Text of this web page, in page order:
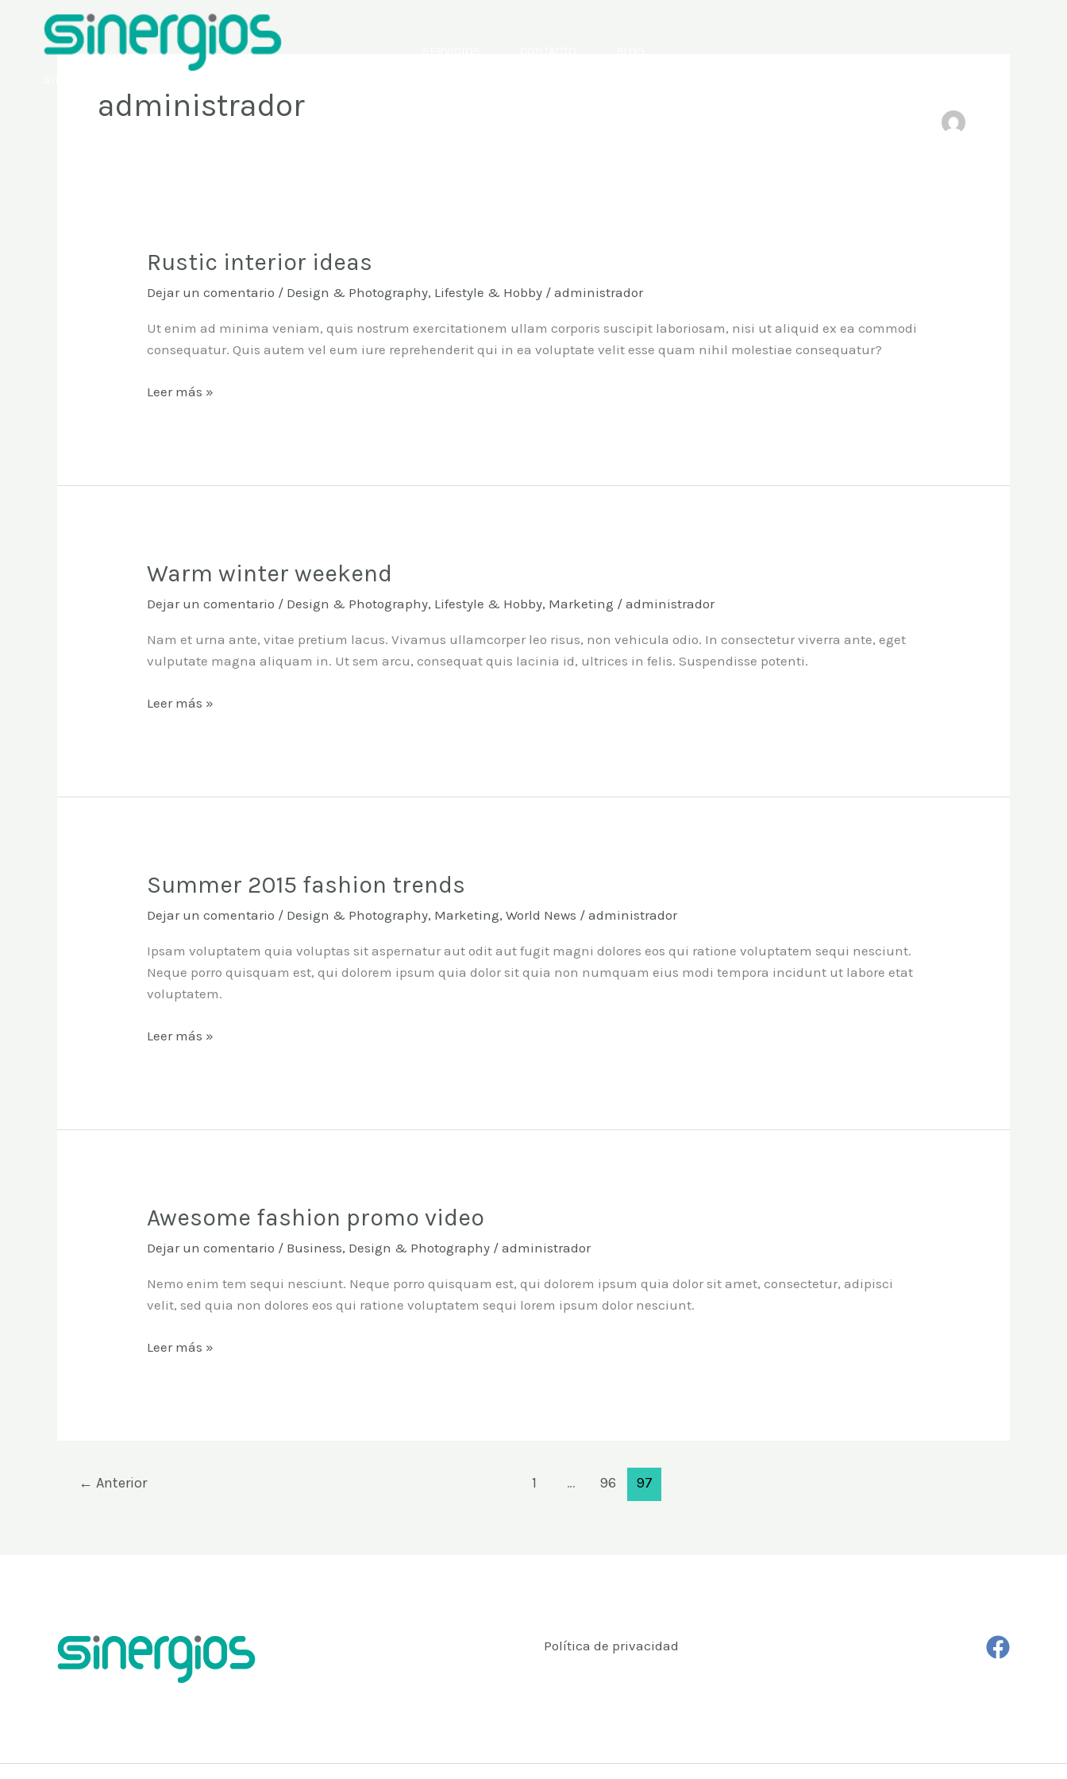
contenido
administrador
Rustic interior ideas
Dejar un comentario / Design & Photography, Lifestyle & Hobby /administrador
Ut enim ad minima veniam, quis nostrum exercitationem ullam corporis suscipit laboriosam, nisi ut aliquid ex ea commodi
consequatur. Quis autem vel eum iure reprehenderit qui in ea voluptate velit esse quam nihil molestiae consequatur?
Rustic
ideas
Leer más »
Warm winter weekend
Dejar un comentario / Design & Photography, Lifestyle & Hobby, Marketing /administrador
Nam et urna ante, vitae pretium lacus. Vivamus ullamcorper leo risus, non vehicula odio. In consectetur viverra ante, eget
vulputate magna aliquam in. Ut sem arcu, consequat quis lacinia id, ultrices in felis. Suspendisse potenti.
Warm
weekend
Leer más »
Summer 2015 fashion trends
Dejar un comentario / Design & Photography, Marketing,World News /administrador
Ipsam voluptatem quia voluptas sit aspernatur aut odit aut fugit magni dolores eos qui ratione voluptatem sequi nesciunt.
Neque porro quisquam est, qui dolorem ipsum quia dolor sit quia non numquam eius modi tempora incidunt ut labore etat
voluptatem.
Summer
fashion
Leer más »
Awesome fashion promo video
Dejar un comentario / Business, Design & Photography /administrador
Nemo enim tem sequi nesciunt. Neque porro quisquam est, qui dolorem ipsum quia dolor sit amet, consectetur, adipisci
velit, sed quia non dolores eos qui ratione voluptatem sequi lorem ipsum dolor nesciunt.
Awesome
promo
Leer más »
← Anterior 1 … 96 97
Política de privacidad